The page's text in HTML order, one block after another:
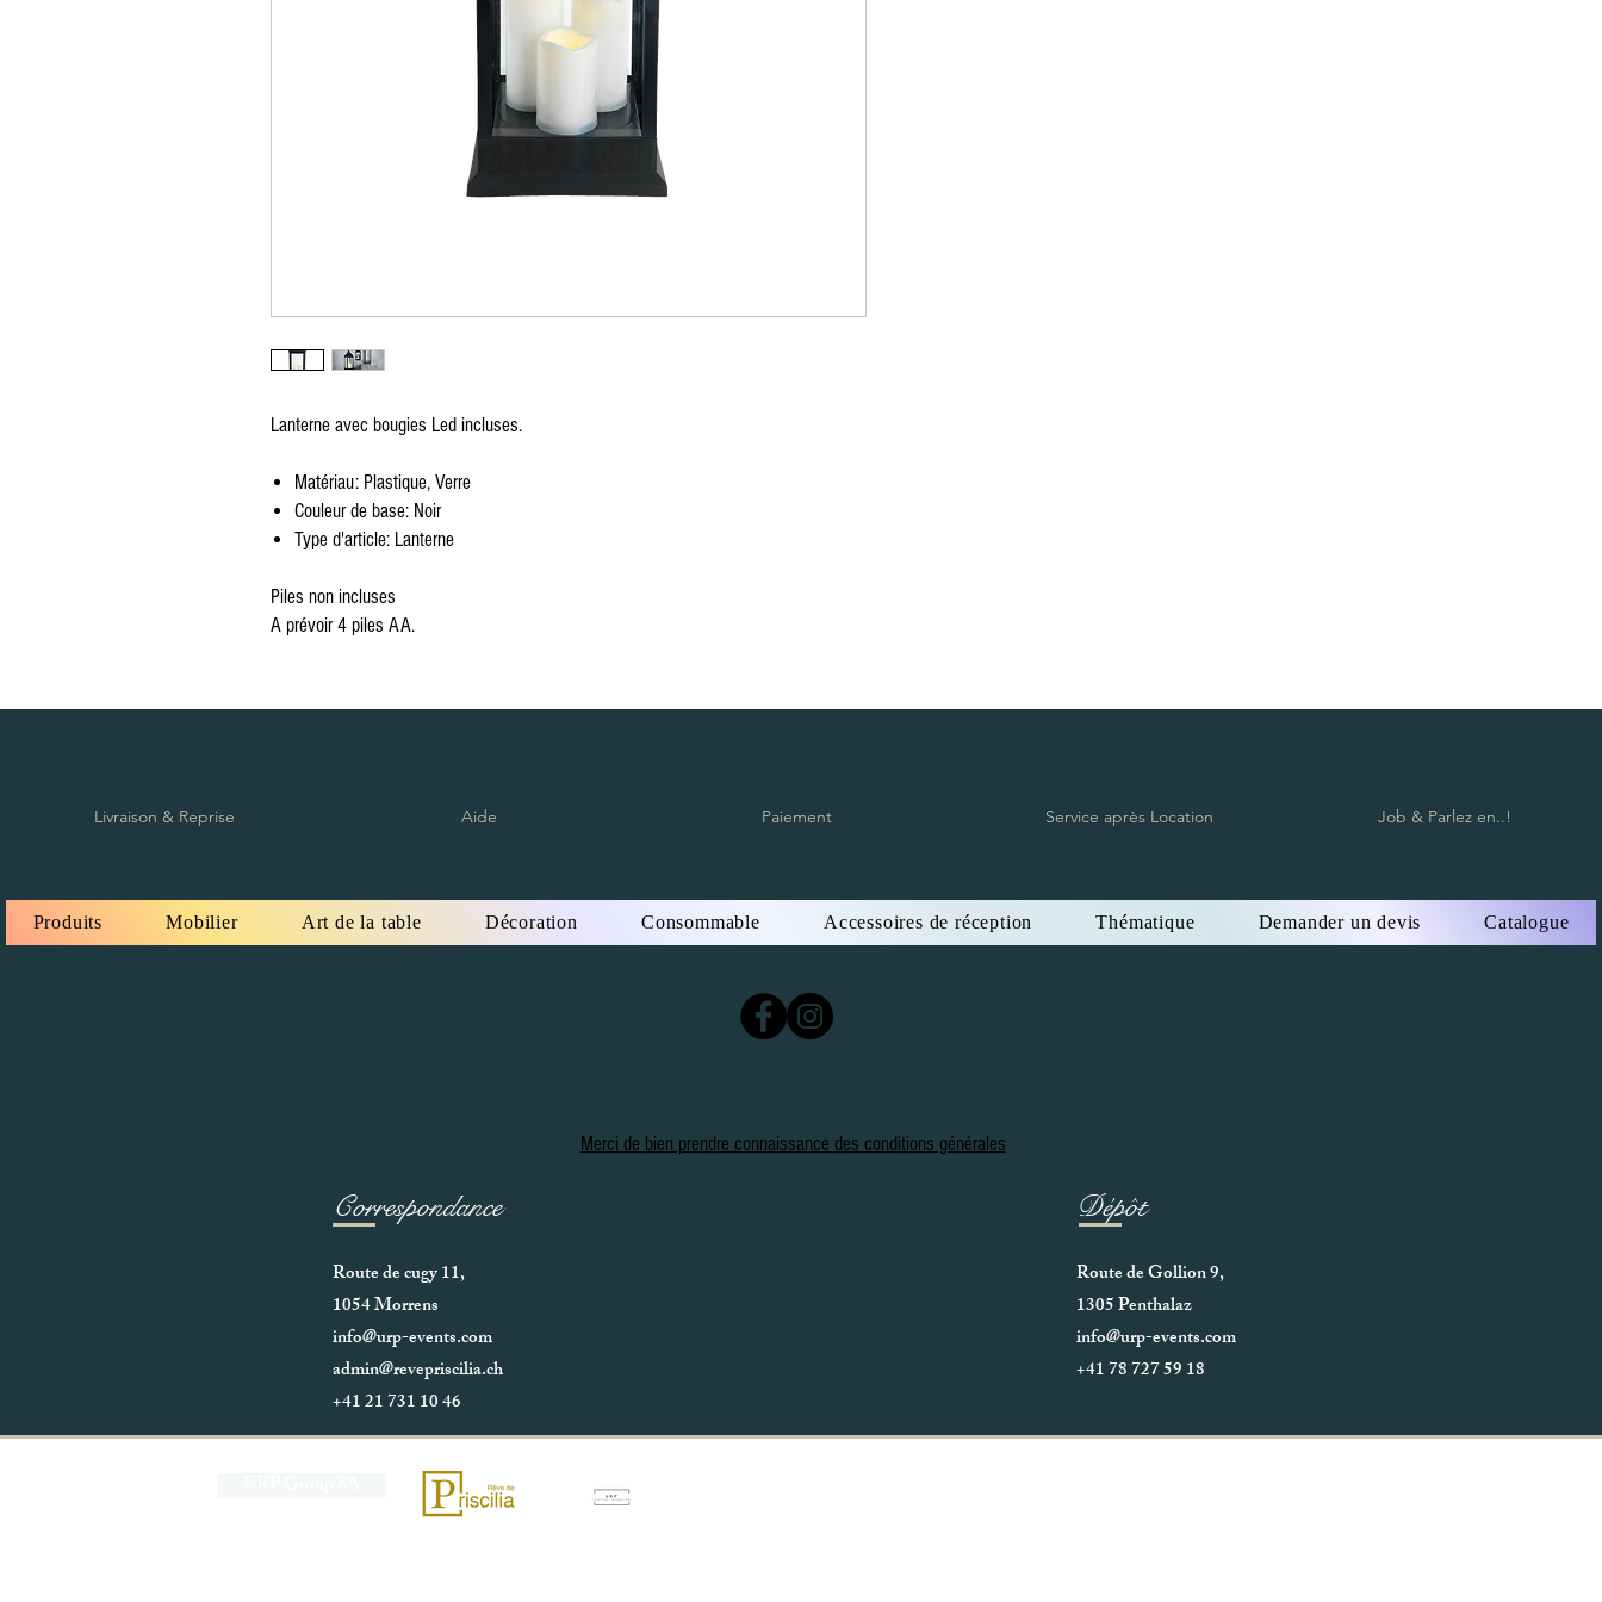
Zug furniture rental, Furniture rental, Round Table, Rectangular Table, High Table, Table Mange débout, Table cover, Round tablecloth, square tablecloth, rectangular tablecloth, Chair, Napoleon Chair, Chiavari Chair, Rope posts, Rope post, Sofa, Pouf, Baroque furniture, Vintage furniture,
Red carpet, exhibition, conference, event, separation, partition, wooden chair, plexiglass chair, Mirror, Table decoration, Wedding, Tableware, Gatsby decoration, decoration, decor, Armchair , Light furniture, Wine glass, water glass, Bar stool, Candlestick, Vase, Lighting, Tealight holder,
cushion, table knife, table fork, spoon, Chair cover, Napkin, Vegetation, Totem, Stele, Pipe and Dripe, Curtains, screen,
Möbelverleih, Eventverleih Lausanne Bern Freiburg Zürich, Möbelverleih in Lausanne Bern Freiburg Zürich, Stuhlverleih in Lausanne Bern Freiburg Zürich, Vermietung von Möbeln und Stühlen in Bern in Freiburg in Zürich, Vermietung von Möbeln und Dekorationen Lausanne Bern
Freiburg Zürich, Vermietung von Möbeln in der Schweiz, Vermietung von Möbeln in Lausanne, Vermietung von Möbeln in Montreux, Vermietung von Möbeln in Zürich, Vermietung von Möbeln im Wallis, Vermietung von Möbeln in Lausanne, Vermietung von Möbeln in Luzern, Vermietung
von Möbeln Nyon, Vermietung von Möbeln in Genf, Vermietung von Möbeln in Bern, Vermietung von Möbeln in Bale, Vermietung von Möbeln in Saint-Moritz, Vermietung von Möbeln in Davos, Vermietung von Möbeln Gstaad, Vermietung von Möbeln in Verbier, Vermietung von Möbeln in
Crans Montana, Vermietung von Möbeln in Bern Vevey, Möbelverleih in Yverdon, Möbelverleih in Graubünden, Möbelverleih im Jura, Möbelverleih in Paris, Möbelverleih in Delémont, Möbelverleih Lausanne, Möbelverleih Aargau, Möbelverleih Appenzell Innerrhoden, Appenzell
Ausserrhoden Möbelverleih, Basel-Country Möbelverleih, Liestal Möbelverleih, Freiburger Möbelverleih, Glarus Möbelverleih , Vermietung von Möbeln Graubünden, Vermietung von Möbeln Neuenburg, Vermietung von Möbeln Nidwalden, Vermietung von Möbeln Obwalden, Vermietung
von Möbeln St. Gallen, Vermietung von Möbeln Schaffhausen, Vermietung von Möbeln Sarnen, Vermietung von Möbeln Stans, Vermietung von Möbeln Chur, Vermietung von Möbel Liestal, Vermietung von Möbeln Herisau, Vermietung von Möbeln Solothurn, Vermietung von Möbeln
Schwyz, Vermietung von Möbeln Thurgau, Vermietung von Möbeln Frauenfeld, Vermietung von Möbeln Tessin, Vermietung von Möbeln Bellinzona, Vermietung von Möbeln Uri, Vermietung von Möbeln Altdorf, Vermietung von Möbeln Waadt Möbel, Sion Möbelverleih, Zug Möbelverleih,
Möbelverlei, Runder Tisch, rechteckiger Tisch, hoher Tisch, Tischdekoration, Tischdecke, runde Tischdecke, quadratische Tischdecke, rechteckige Tischdecke, Stuhl, Napoleon-Stuhl, Chiavari-Stuhl, Seilpfosten, Seilpfosten, Sofa, Hocker, Barockmöbel, Vintage-Möbel, Roter Teppich,
Ausstellung, Konferenz, Veranstaltung, Trennung, Trennwand, Holzstuhl, Plexiglasstuhl, Spiegel, Tischdekoration, Hochzeit, Geschirr, Gatsby-Dekoration, Dekoration, Dekor, Sessel , Leichte Möbel, Weinglas, Wasserglas, Barhocker, Kerzenhalter, Vase, Beleuchtung, Teelichthalter,
Kissen, Tischmesser, Tischgabel, Löffel, Stuhlbezug, Serviette, Vegetation, Totem, Stele, Pipe and Dripe, Vorhänge, Bildschirm,
Lanterne avec bougies Led incluses.
Matériau: Plastique, Verre
Couleur de base: Noir
Type d'article: Lanterne
Piles non incluses
A prévoir 4 piles AA.
Produits Mobilier Art de la table Décoration Consommable Accessoires de réception Thématique Demander un devis Catalogue
Merci de bien prendre connaissance des conditions générales
Correspondance
Route de cugy 11,
1054 Morrens
info@urp-events.com
admin@revepriscilia.ch
+41 21 731 10 46
Dépôt
Route de Gollion 9,
1305 Penthalaz
info@urp-events.com
+41 78 727 59 18
Livraison & Reprise Aide Paiement Service après Location Job & Parlez en..!